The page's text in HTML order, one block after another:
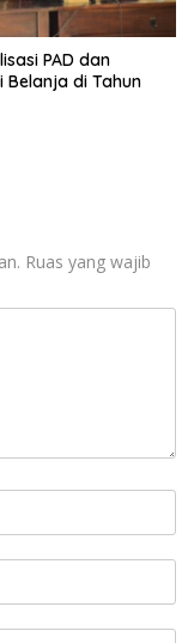
PAD dan
Belanja di Tahun
Ruas yang wajib